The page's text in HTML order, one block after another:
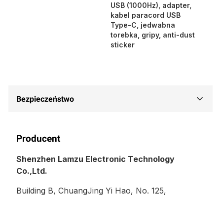
USB (1000Hz), adapter,
kabel paracord USB
Type-C, jedwabna
torebka, gripy, anti-dust
sticker
Bezpieczeństwo
Producent
Shenzhen Lamzu Electronic Technology
Co.,Ltd.
Building B, ChuangJing Yi Hao, No. 125,